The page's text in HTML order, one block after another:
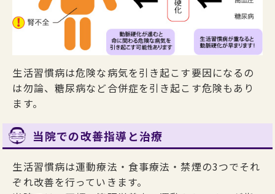
生活習慣病は危険な病気を引き起こす要因になるの
は勿論、糖尿病など合併症を引き起こす危険もあり
ます。
当院での改善指導と治療
生活習慣病は運動療法・食事療法・禁煙の3つでそれ
ぞれ改善を行っていきます。